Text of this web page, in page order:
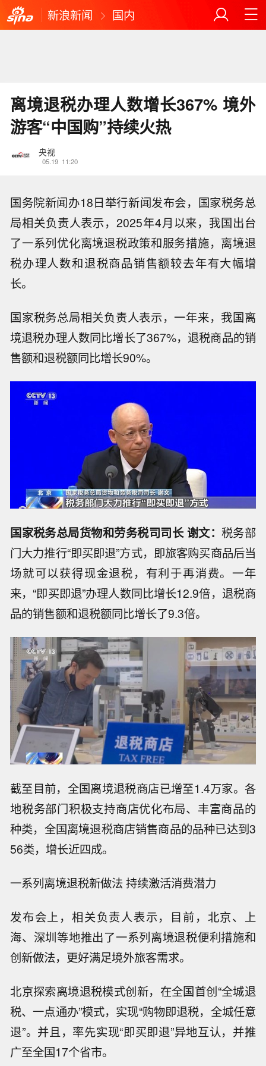
新浪新闻 国内
离境退税办理人数增长367% 境外
游客“中国购”持续火热
央视
05.19 11:20
国务院新闻办18日举行新闻发布会，国家税务总
局相关负责人表示，2025年4月以来，我国出台
了一系列优化离境退税政策和服务措施，离境退
税办理人数和退税商品销售额较去年有大幅增
长。
国家税务总局相关负责人表示，一年来，我国离
境退税办理人数同比增长了367%，退税商品的销
售额和退税额同比增长90%。
国家税务总局货物和劳务税司司长 谢文： 税务部
门大力推行“即买即退”方式，即旅客购买商品后当
场就可以获得现金退税，有利于再消费。一年
来，“即买即退”办理人数同比增长12.9倍，退税商
品的销售额和退税额同比增长了9.3倍。
截至目前，全国离境退税商店已增至1.4万家。各
地税务部门积极支持商店优化布局、丰富商品的
种类，全国离境退税商店销售商品的品种已达到3
56类，增长近四成。
一系列离境退税新做法 持续激活消费潜力
发布会上，相关负责人表示，目前，北京、上
海、深圳等地推出了一系列离境退税便利措施和
创新做法，更好满足境外旅客需求。
北京探索离境退税模式创新，在全国首创“全城退
税、一点通办”模式，实现“购物即退税，全城任意
退”。并且，率先实现“即买即退”异地互认，并推
广至全国17个省市。